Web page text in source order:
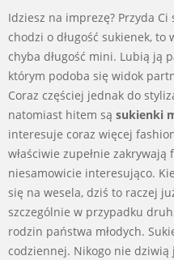
Idziesz na imprezę? Przyda
chodzi o długość sukienek,
chyba długość mini. Lubią ją
którym podoba się widok
Coraz częściej jednak do
natomiast hitem są sukienki
interesuje coraz więcej
właściwie zupełnie
niesamowicie interesująco.
się na wesela, dziś to raczej
szczególnie w przypadku
rodzin państwa młodych.
codziennej. Nikogo nie